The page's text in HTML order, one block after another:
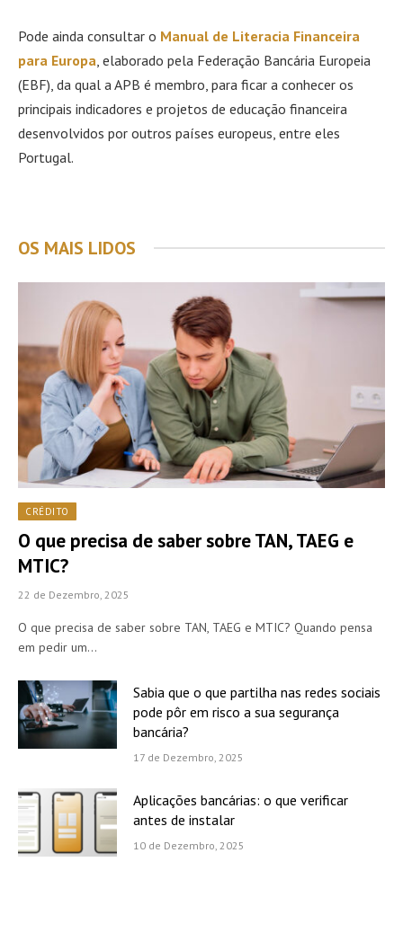
Pode ainda consultar o Manual de Literacia Financeira
para Europa, elaborado pela Federação Bancária Europeia
(EBF), da qual a APB é membro, para ficar a conhecer os
principais indicadores e projetos de educação financeira
desenvolvidos por outros países europeus, entre eles
Portugal.
OS MAIS LIDOS
CRÉDITO
O que precisa de saber sobre TAN, TAEG e
MTIC?
22 de Dezembro, 2025
O que precisa de saber sobre TAN, TAEG e MTIC? Quando pensa
em pedir um…
Sabia que o que partilha nas redes sociais
pode pôr em risco a sua segurança
bancária?
17 de Dezembro, 2025
Aplicações bancárias: o que verificar
antes de instalar
10 de Dezembro, 2025